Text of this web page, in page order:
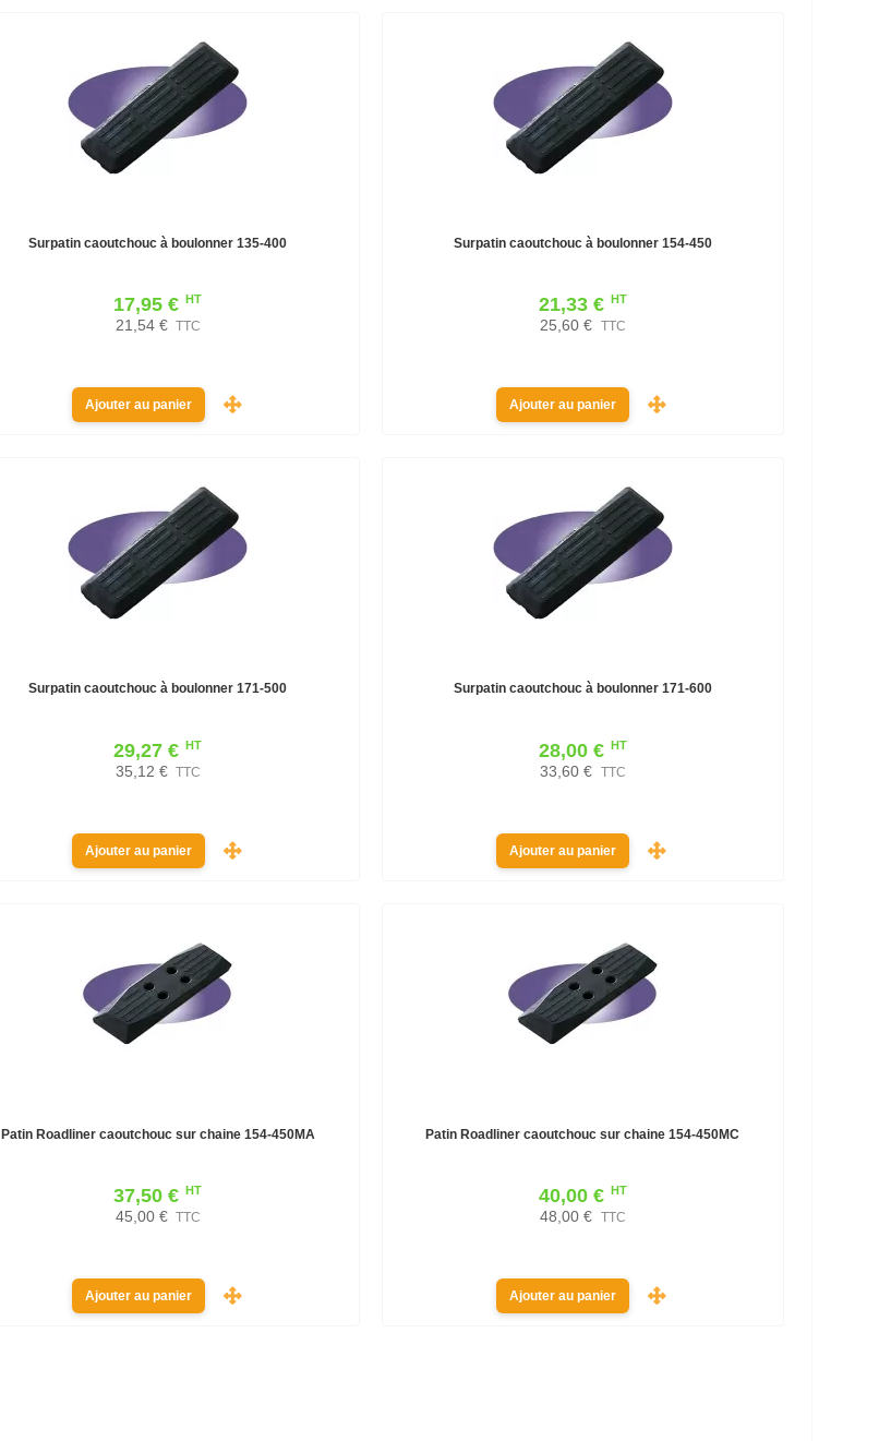
Surpatin caoutchouc à boulonner 135-400
17,95 € HT
21,54 € TTC
Ajouter au panier
Surpatin caoutchouc à boulonner 154-450
21,33 € HT
25,60 € TTC
Ajouter au panier
Surpatin caoutchouc à boulonner 171-500
29,27 € HT
35,12 € TTC
Ajouter au panier
Surpatin caoutchouc à boulonner 171-600
28,00 € HT
33,60 € TTC
Ajouter au panier
Patin Roadliner caoutchouc sur chaine 154-450MA
37,50 € HT
45,00 € TTC
Ajouter au panier
Patin Roadliner caoutchouc sur chaine 154-450MC
40,00 € HT
48,00 € TTC
Ajouter au panier